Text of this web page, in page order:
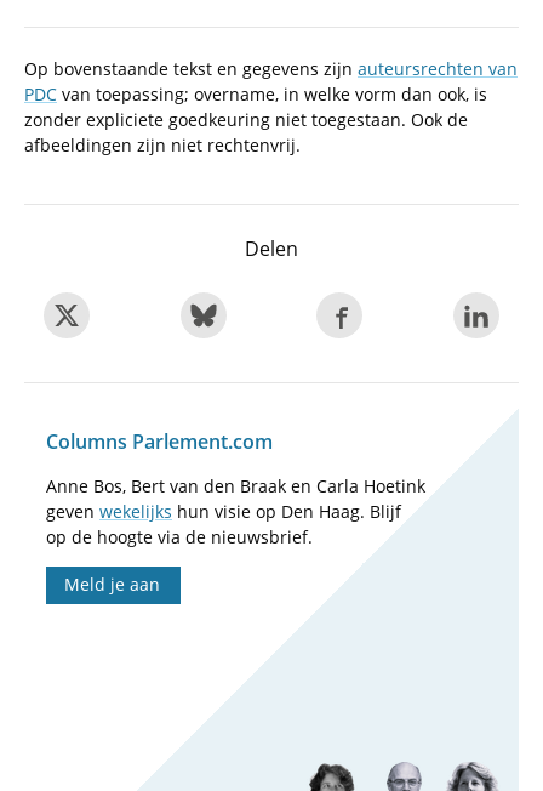
Op bovenstaande tekst en gegevens zijn auteursrechten van
PDC van toepassing; overname, in welke vorm dan ook, is
zonder expliciete goedkeuring niet toegestaan. Ook de
afbeeldingen zijn niet rechtenvrij.
Delen
Columns Parlement.com
Anne Bos, Bert van den Braak en Carla Hoetink
geven wekelijks hun visie op Den Haag. Blijf
op de hoogte via de nieuwsbrief.
Meld je aan